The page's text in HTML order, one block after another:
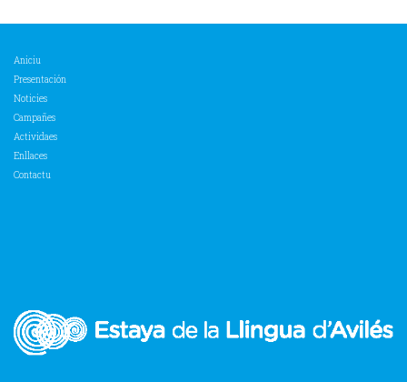
Aniciu
Presentación
Noticies
Campañes
Actividaes
Enllaces
Contactu